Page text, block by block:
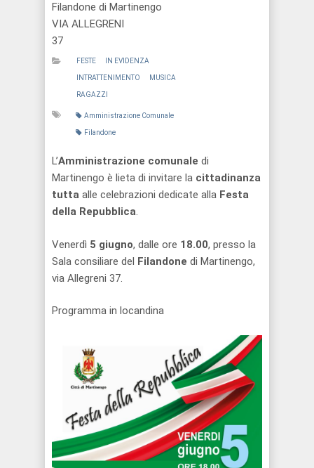
Filandone di Martinengo
VIA ALLEGRENI
37
FESTE IN EVIDENZA
INTRATTENIMENTO MUSICA
RAGAZZI
Amministrazione Comunale
Filandone
L’Amministrazione comunale di
Martinengo è lieta di invitare la cittadinanza
tutta alle celebrazioni dedicate alla Festa
della Repubblica.
Venerdì 5 giugno, dalle ore 18.00, presso la
Sala consiliare del Filandone di Martinengo,
via Allegreni 37.
Programma in locandina